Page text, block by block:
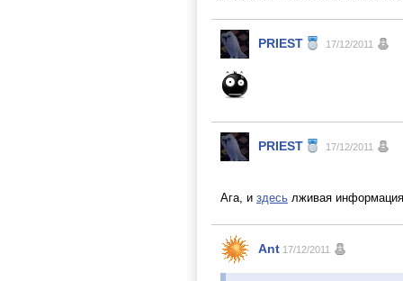
PRIEST 17/12/2011
PRIEST 17/12/2011
Ага, и здесь лживая
Ant 17/12/2011